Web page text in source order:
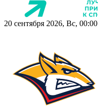
20 сентября 2026, Вс, 00:00